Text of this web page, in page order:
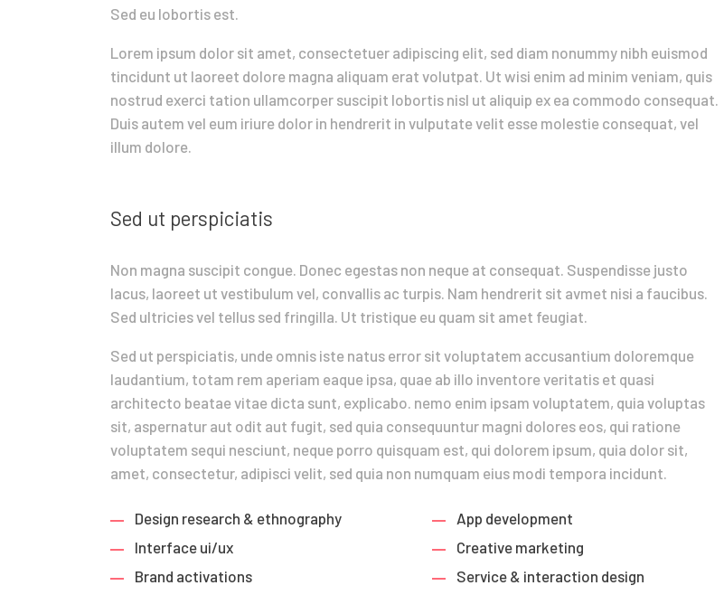
Sed eu lobortis est.
Lorem ipsum dolor sit amet, consectetuer adipiscing elit, sed diam nonummy nibh euismod
tincidunt ut laoreet dolore magna aliquam erat volutpat. Ut wisi enim ad minim veniam, quis
nostrud exerci tation ullamcorper suscipit lobortis nisl ut aliquip ex ea commodo consequat.
Duis autem vel eum iriure dolor in hendrerit in vulputate velit esse molestie consequat, vel
illum dolore.
Sed ut perspiciatis
Non magna suscipit congue. Donec egestas non neque at consequat. Suspendisse justo
lacus, laoreet ut vestibulum vel, convallis ac turpis. Nam hendrerit sit avmet nisi a faucibus.
Sed ultricies vel tellus sed fringilla. Ut tristique eu quam sit amet feugiat.
Sed ut perspiciatis, unde omnis iste natus error sit voluptatem accusantium doloremque
laudantium, totam rem aperiam eaque ipsa, quae ab illo inventore veritatis et quasi
architecto beatae vitae dicta sunt, explicabo. nemo enim ipsam voluptatem, quia voluptas
sit, aspernatur aut odit aut fugit, sed quia consequuntur magni dolores eos, qui ratione
voluptatem sequi nesciunt, neque porro quisquam est, qui dolorem ipsum, quia dolor sit,
amet, consectetur, adipisci velit, sed quia non numquam eius modi tempora incidunt.
Design research & ethnography
Interface ui/ux
Brand activations
App development
Creative marketing
Service & interaction design